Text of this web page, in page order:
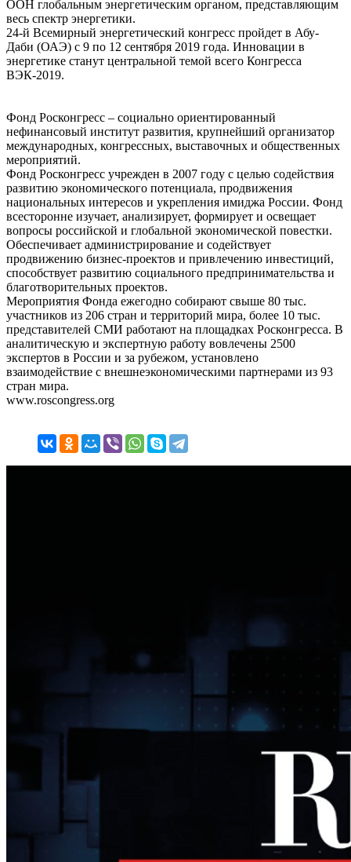
ООН глобальным энергетическим органом, представляющим
весь спектр энергетики.
24-й Всемирный энергетический конгресс пройдет в Абу-
Даби (ОАЭ) с 9 по 12 сентября 2019 года. Инновации в
энергетике станут центральной темой всего Конгресса
ВЭК-2019.
Фонд Росконгресс – социально ориентированный
нефинансовый институт развития, крупнейший организатор
международных, конгрессных, выставочных и общественных
мероприятий.
Фонд Росконгресс учрежден в 2007 году с целью содействия
развитию экономического потенциала, продвижения
национальных интересов и укрепления имиджа России. Фонд
всесторонне изучает, анализирует, формирует и освещает
вопросы российской и глобальной экономической повестки.
Обеспечивает администрирование и содействует
продвижению бизнес-проектов и привлечению инвестиций,
способствует развитию социального предпринимательства и
благотворительных проектов.
Мероприятия Фонда ежегодно собирают свыше 80 тыс.
участников из 206 стран и территорий мира, более 10 тыс.
представителей СМИ работают на площадках Росконгресса. В
аналитическую и экспертную работу вовлечены 2500
экспертов в России и за рубежом, установлено
взаимодействие с внешнеэкономическими партнерами из 93
стран мира.
www.roscongress.org